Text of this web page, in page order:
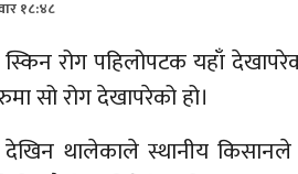
१८:४८
रोग पहिलोपटक यहाँ
सो रोग देखापरेको हो।
थालेकाले स्थानीय